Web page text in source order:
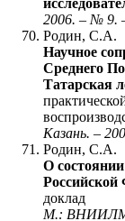
2006. – № 9.
Родин, С.А.
Научное
Среднего
Татарская
Казань. –
Родин, С.А.
О
Российской
доклад
М.: ВНИИЛМ,